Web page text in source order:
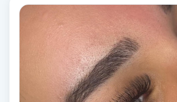
Gravidmassage
Gravidyoga
Gruppträning